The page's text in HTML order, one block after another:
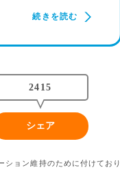
続きを読む
2415
シェア
ョン維持のために付けており